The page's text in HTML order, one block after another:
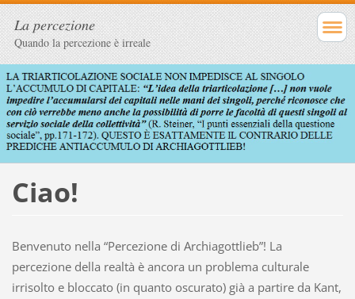
La percezione
Quando la percezione è irreale
Ciao!
Benvenuto nella “Percezione di Archiagottlieb”! La
percezione della realtà è ancora un problema culturale
irrisolto e bloccato (in quanto oscurato) già a partire da Kant,